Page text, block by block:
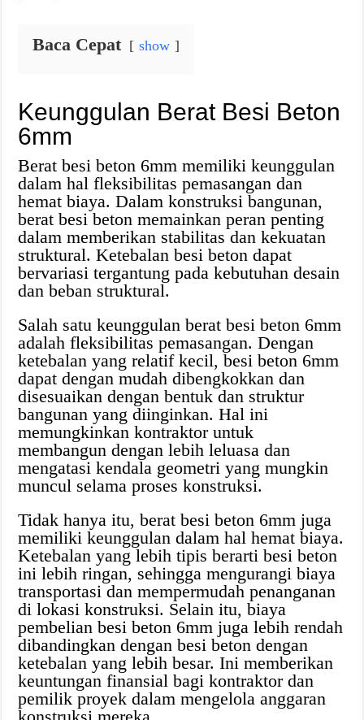
Baca Cepat show
Keunggulan Berat Besi Beton
6mm
Berat besi beton 6mm memiliki keunggulan
dalam hal fleksibilitas pemasangan dan
hemat biaya. Dalam konstruksi bangunan,
berat besi beton memainkan peran penting
dalam memberikan stabilitas dan kekuatan
struktural. Ketebalan besi beton dapat
bervariasi tergantung pada kebutuhan desain
dan beban struktural.
Salah satu keunggulan berat besi beton 6mm
adalah fleksibilitas pemasangan. Dengan
ketebalan yang relatif kecil, besi beton 6mm
dapat dengan mudah dibengkokkan dan
disesuaikan dengan bentuk dan struktur
bangunan yang diinginkan. Hal ini
memungkinkan kontraktor untuk
membangun dengan lebih leluasa dan
mengatasi kendala geometri yang mungkin
muncul selama proses konstruksi.
Tidak hanya itu, berat besi beton 6mm juga
memiliki keunggulan dalam hal hemat biaya.
Ketebalan yang lebih tipis berarti besi beton
ini lebih ringan, sehingga mengurangi biaya
transportasi dan mempermudah penanganan
di lokasi konstruksi. Selain itu, biaya
pembelian besi beton 6mm juga lebih rendah
dibandingkan dengan besi beton dengan
ketebalan yang lebih besar. Ini memberikan
keuntungan finansial bagi kontraktor dan
pemilik proyek dalam mengelola anggaran